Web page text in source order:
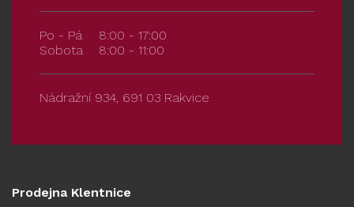
Po - Pá
8:00 - 17:00
Sobota
8:00 - 11:00
Nádražní 934, 691 03 Rakvice
Prodejna Klentnice